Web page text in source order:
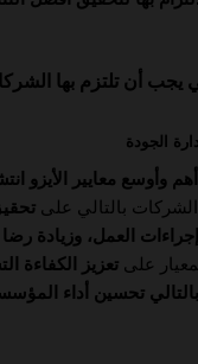
أهم وأوسع معايير الأيزو
بالتالي على
العمل، وزيادة رضا
على تعزيز الكفاءة
تحسين أداء